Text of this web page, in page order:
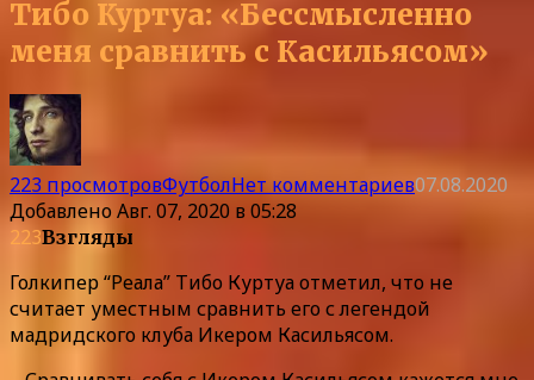
Тибо Куртуа: «Бессмысленно
меня сравнить с Касильясом»
223 просмотровФутболНет комментариев07.08.2020
ДобавленоАвг. 07, 2020 в 05:28
223Взгляды
Голкипер “Реала” Тибо Куртуа отметил, что не
считает уместным сравнить его с легендой
мадридского клуба Икером Касильясом.